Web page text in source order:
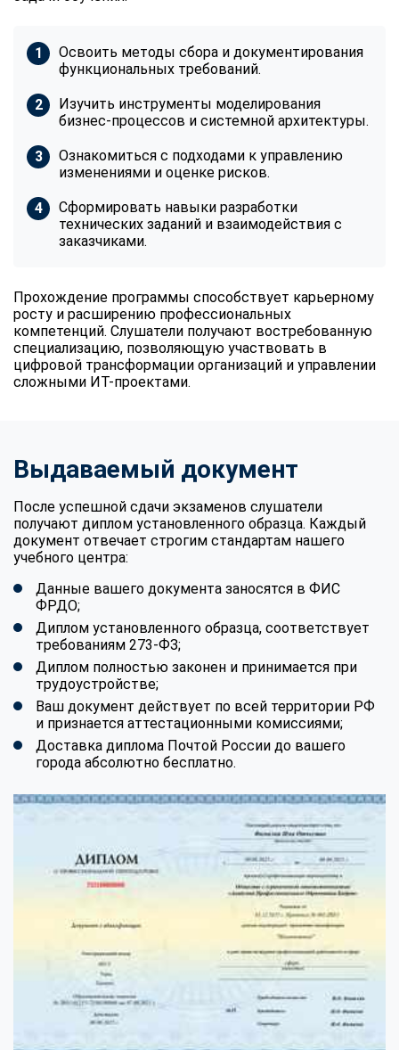
Освоить методы сбора и документирования
функциональных требований.
Изучить инструменты моделирования
бизнес-процессов и системной архитектуры.
Ознакомиться с подходами к управлению
изменениями и оценке рисков.
Сформировать навыки разработки
технических заданий и взаимодействия с
заказчиками.
Прохождение программы способствует карьерному
росту и расширению профессиональных
компетенций. Слушатели получают востребованную
специализацию, позволяющую участвовать в
цифровой трансформации организаций и управлении
сложными ИТ-проектами.
Выдаваемый документ
После успешной сдачи экзаменов слушатели
получают диплом установленного образца. Каждый
документ отвечает строгим стандартам нашего
учебного центра:
Данные вашего документа заносятся в ФИС
ФРДО;
Диплом установленного образца, соответствует
требованиям 273-ФЗ;
Диплом полностью законен и принимается при
трудоустройстве;
Ваш документ действует по всей территории РФ
и признается аттестационными комиссиями;
Доставка диплома Почтой России до вашего
города абсолютно бесплатно.